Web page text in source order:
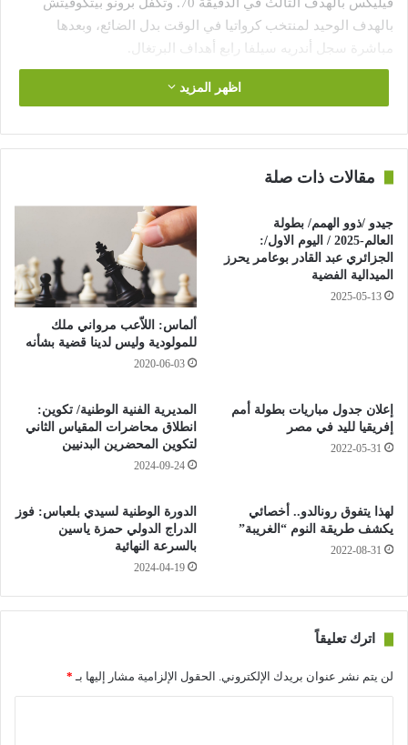
بالهدف الوحيد لمنتخب كرواتيا في الوقت بدل الضائع، وبعدها
مباشرة سجل أندريه سيلفا رابع أهداف البرتغال.
وتصدر منتخب البرتغال المجموعة الأولى برصيد ثلاث نقاط بفارق
اظهر المزيد
مقالات ذات صلة
جيدو /ذوو الهمم/ بطولة
العالم-2025 / اليوم الاول/:
الجزائري عبد القادر بوعامر يحرز
الميدالية الفضية
2025-05-13
ألماس: اللاّعب مرواني ملك
للمولودية وليس لدينا قضية بشأنه
2020-06-03
إعلان جدول مباريات بطولة أمم
إفريقيا لليد في مصر
2022-05-31
المديرية الفنية الوطنية/ تكوين:
انطلاق محاضرات المقياس الثاني
لتكوين المحضرين البدنيين
2024-09-24
لهذا يتفوق رونالدو.. أخصائي
يكشف طريقة النوم “الغريبة”
2022-08-31
الدورة الوطنية لسيدي بلعباس: فوز
الدراج الدولي حمزة ياسين
بالسرعة النهائية
2024-04-19
اترك تعليقاً
لن يتم نشر عنوان بريدك الإلكتروني. الحقول الإلزامية مشار إليها بـ *